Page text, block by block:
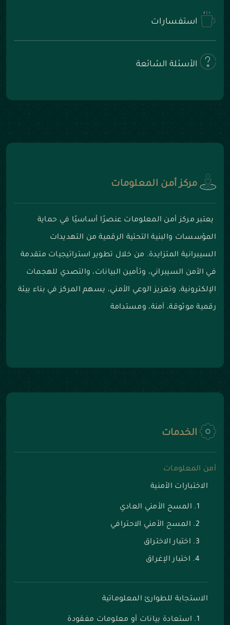
استفسارات
الأسئلة الشائعة
مركز أمن المعلومات
يعتبر مركز أمن المعلومات عنصرًا أساسيًا في حماية
المؤسسات والبنية التحتية الرقمية من التهديدات
السيبرانية المتزايدة. من خلال تطوير استراتيجيات متقدمة
في الأمن السيبراني، وتأمين البيانات، والتصدي للهجمات
الإلكترونية، وتعزيز الوعي الأمني، يسهم المركز في بناء بيئة
رقمية موثوقة، آمنة، ومستدامة
الخدمات
أمن المعلومات
الاختبارات الأمنية
المسح الأمني العادي
المسح الأمني الاحترافي
اختبار الاختراق
اختبار الإغراق
الاستجابة للطوارئ المعلوماتية
استعادة بيانات أو معلومات مفقودة